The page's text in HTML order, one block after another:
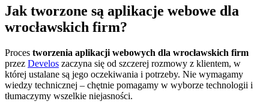
Jak tworzone są aplikacje webowe dla
wrocławskich firm?
Proces tworzenia aplikacji webowych dla wrocławskich firm
przez Develos zaczyna się od szczerej rozmowy z klientem, w
której ustalane są jego oczekiwania i potrzeby. Nie wymagamy
wiedzy technicznej – chętnie pomagamy w wyborze technologii i
tłumaczymy wszelkie niejasności.